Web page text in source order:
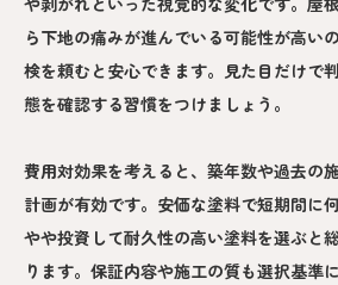
ら下地の痛みが進んでいる可能性が高い
検を頼むと安心できます。見た目だけで
態を確認する習慣をつけましょう。
費用対効果を考えると、築年数や過去の
計画が有効です。安価な塗料で短期間に
やや投資して耐久性の高い塗料を選ぶと
ります。保証内容や施工の質も選択基準